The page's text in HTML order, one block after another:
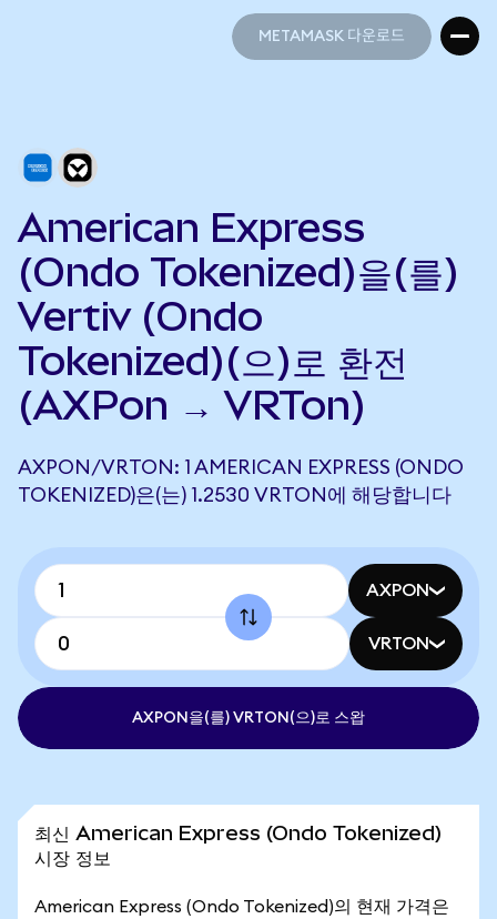
METAMASK 다운로드
American Express
(Ondo Tokenized)을(를)
Vertiv (Ondo
Tokenized)(으)로 환전
(AXPon → VRTon)
AXPON/VRTON: 1 AMERICAN EXPRESS (ONDO
TOKENIZED)은(는) 1.2530 VRTON에 해당합니다
AXPON
VRTON
AXPON을(를) VRTON(으)로 스왑
최신 American Express (Ondo Tokenized)
시장 정보
American Express (Ondo Tokenized)의 현재 가격은